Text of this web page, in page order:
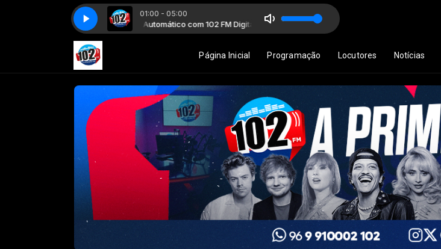
01:00 - 05:00
Piloto Automático com 102 FM DigitalPiloto Automático com 102 FM Digital
Página Inicial Programação Locutores Notícias